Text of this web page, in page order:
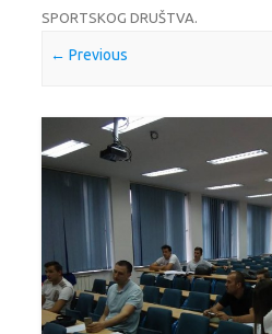
SPORTSKOG DRUŠTVA
← Previous